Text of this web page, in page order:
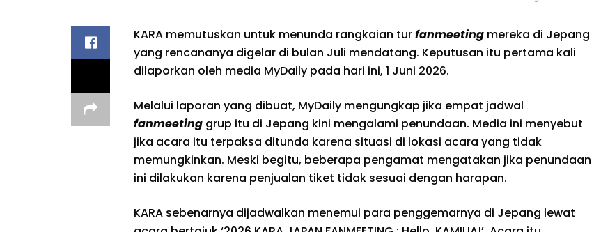
KARA memutuskan untuk menunda rangkaian turfanmeeting mereka di Jepang
yang rencananya digelar di bulan Juli mendatang. Keputusan itu pertama kali
dilaporkan oleh media MyDaily pada hari ini, 1 Juni 2026.
Melalui laporan yang dibuat, MyDaily mengungkap jika empat jadwal
fanmeeting grup itu di Jepang kini mengalami penundaan. Media ini menyebut
jika acara itu terpaksa ditunda karena situasi di lokasi acara yang tidak
memungkinkan. Meski begitu, beberapa pengamat mengatakan jika penundaan
ini dilakukan karena penjualan tiket tidak sesuai dengan harapan.
KARA sebenarnya dijadwalkan menemui para penggemarnya di Jepang lewat